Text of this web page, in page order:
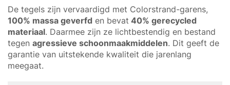
De tegels zijn vervaardigd met Colorstrand-garens,
100% massa geverfd en bevat 40% gerecycled
materiaal. Daarmee zijn ze lichtbestendig en bestand
tegen agressieve schoonmaakmiddelen. Dit geeft de
garantie van uitstekende kwaliteit die jarenlang
meegaat.